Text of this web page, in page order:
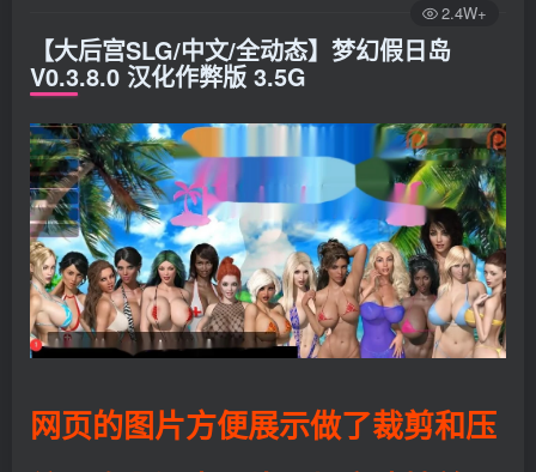
2.4W+
【大后宫SLG/中文/全动态】梦幻假日岛
V0.3.8.0 汉化作弊版 3.5G
网页的图片方便展示做了裁剪和压